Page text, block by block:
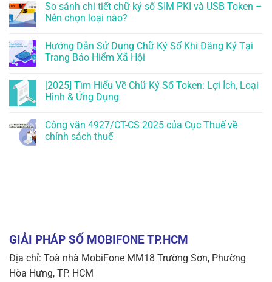
So sánh chi tiết chữ ký số SIM PKI và USB Token –
Nên chọn loại nào?
Hướng Dẫn Sử Dụng Chữ Ký Số Khi Đăng Ký Tại
Trang Bảo Hiểm Xã Hội
[2025] Tìm Hiểu Về Chữ Ký Số Token: Lợi Ích, Loại
Hình & Ứng Dụng
Công văn 4927/CT-CS 2025 của Cục Thuế về
chính sách thuế
GIẢI PHÁP SỐ MOBIFONE TP.HCM
Địa chỉ: Toà nhà MobiFone MM18 Trường Sơn, Phường
Hòa Hưng, TP. HCM